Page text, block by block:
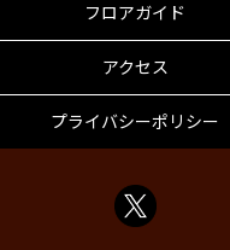
フロアガイド
アクセス
プライバシーポリシー